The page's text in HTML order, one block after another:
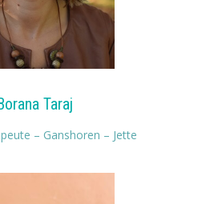
Taraj
– Ganshoren – Jette